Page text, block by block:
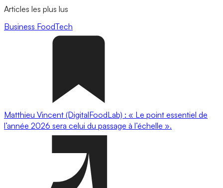
Articles les plus lus
Business FoodTech
Matthieu Vincent (DigitalFoodLab) : « Le point essentiel de
l’année 2026 sera celui du passage à l’échelle ».